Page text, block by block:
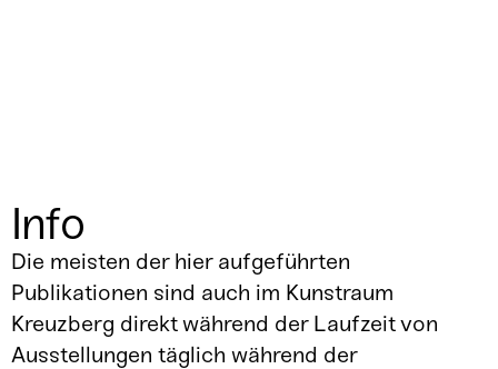
Info
Die meisten der hier aufgeführten
Publikationen sind auch im Kunstraum
Kreuzberg direkt während der Laufzeit von
Ausstellungen täglich während der